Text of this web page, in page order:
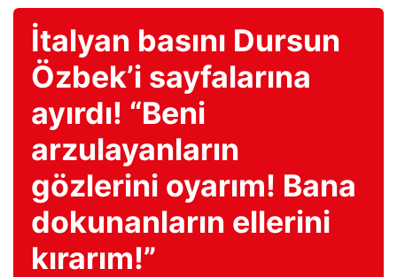
İtalyan basını Dursun
Özbek’i sayfalarına
ayırdı! “Beni
arzulayanların
gözlerini oyarım! Bana
dokunanların ellerini
kırarım!”